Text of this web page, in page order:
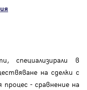
специализирали в
на сделки с
- сравнение на